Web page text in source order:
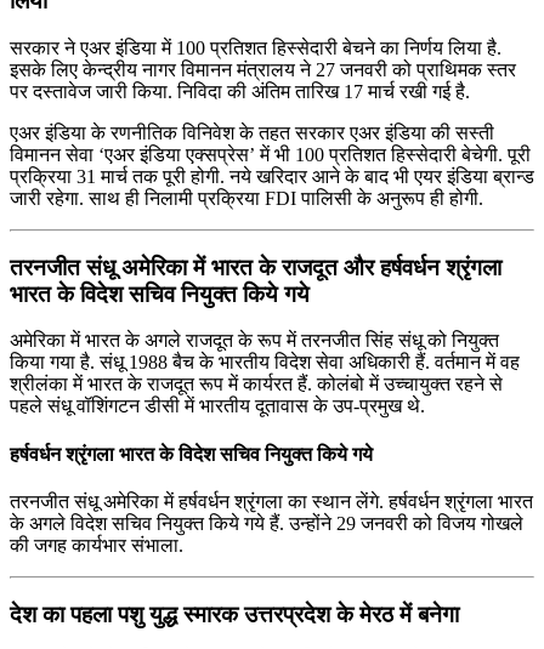
सरकार ने एअर इंडिया में 100 प्रतिशत हिस्सेदारी बेचने का निर्णय लिया है.
इसके लिए केन्द्रीय नागर विमानन मंत्रालय ने 27 जनवरी को प्राथिमक स्तर
पर दस्तावेज जारी किया. निविदा की अंतिम तारिख 17 मार्च रखी गई है.
एअर इंडिया के रणनीतिक विनिवेश के तहत सरकार एअर इंडिया की सस्ती
विमानन सेवा ‘एअर इंडिया एक्सप्रेस’ में भी 100 प्रतिशत हिस्सेदारी बेचेगी. पूरी
प्रक्रिया 31 मार्च तक पूरी होगी. नये खरिदार आने के बाद भी एयर इंडिया ब्रान्ड
जारी रहेगा. साथ ही निलामी प्रक्रिया FDI पालिसी के अनुरूप ही होगी.
तरनजीत संधू अमेरिका में भारत के राजदूत और हर्षवर्धन श्रृंगला
भारत के विदेश सचिव नियुक्त किये गये
अमेरिका में भारत के अगले राजदूत के रूप में तरनजीत सिंह संधू को नियुक्त
किया गया है. संधू 1988 बैच के भारतीय विदेश सेवा अधिकारी हैं. वर्तमान में वह
श्रीलंका में भारत के राजदूत रूप में कार्यरत हैं. कोलंबो में उच्चायुक्त रहने से
पहले संधू वॉशिंगटन डीसी में भारतीय दूतावास के उप-प्रमुख थे.
हर्षवर्धन श्रृंगला भारत के विदेश सचिव नियुक्त किये गये
तरनजीत संधू अमेरिका में हर्षवर्धन श्रृंगला का स्थान लेंगे. हर्षवर्धन श्रृंगला भारत
के अगले विदेश सचिव नियुक्त किये गये हैं. उन्होंने 29 जनवरी को विजय गोखले
की जगह कार्यभार संभाला.
देश का पहला पशु युद्ध स्मारक उत्तरप्रदेश के मेरठ में बनेगा